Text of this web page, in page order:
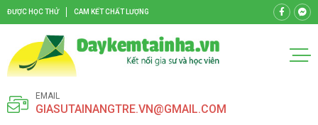
ĐƯỢC HỌC THỬ CAM KẾT CHẤT LƯỢNG
EMAIL
GIASUTAINANGTRE.VN@GMAIL.COM